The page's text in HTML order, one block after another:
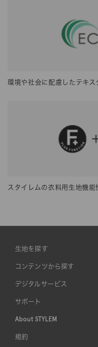
環境や社会に配慮したテキス
スタイレムの衣料用生地機
生地を探す
コンテンツから探す
デジタルサービス
サポート
About STYLEM
規約